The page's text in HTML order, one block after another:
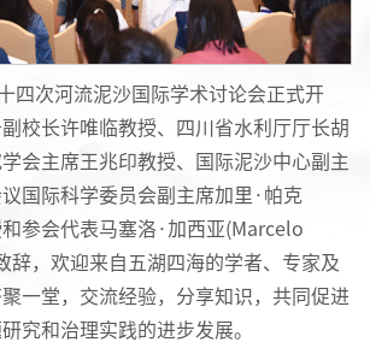
四次河流泥沙国际学术讨论会正式开
校长许唯临教授、四川省水利厅厅长胡
会主席王兆印教授、国际泥沙中心副主
国际科学委员会副主席加里·帕克
参会代表马塞洛·加西亚(Marcelo
辞，欢迎来自五湖四海的学者、专家及
一堂，交流经验，分享知识，共同促进
究和治理实践的进步发展。